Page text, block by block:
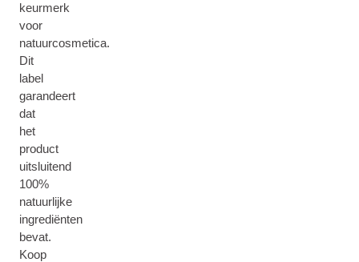
keurmerk
voor
natuurcosmetica.
Dit
label
garandeert
dat
het
product
uitsluitend
100%
natuurlijke
ingrediënten
bevat.
Koop